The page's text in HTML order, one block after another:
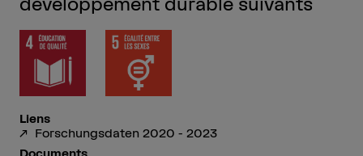
Liens
Forschungsdaten 2020 - 2023
Documents